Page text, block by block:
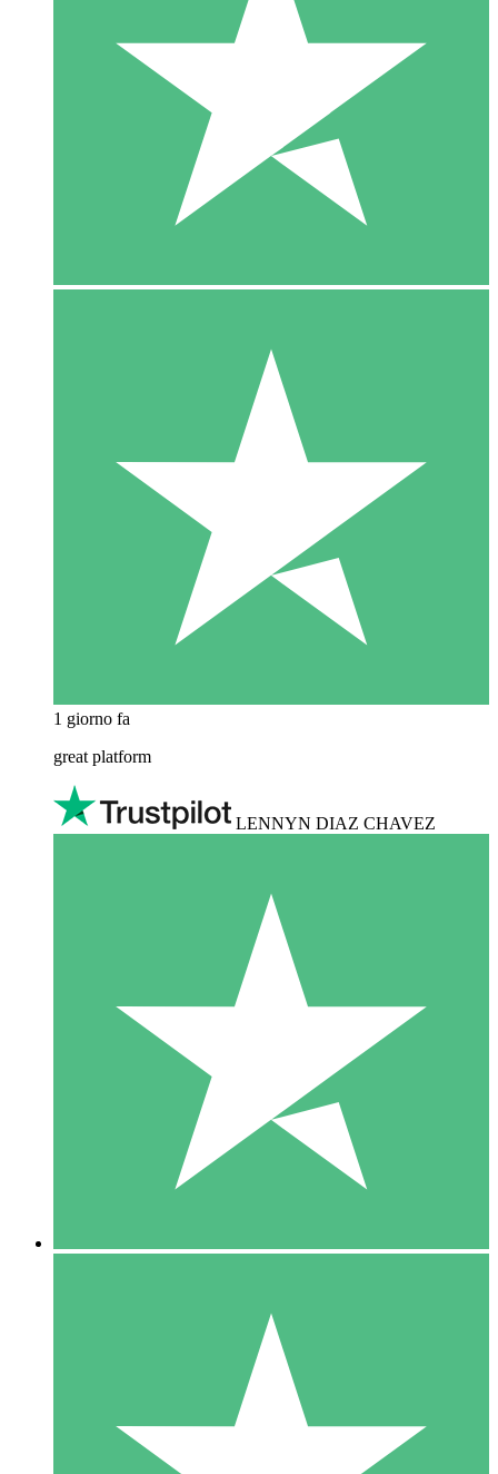
1 giorno fa
great platform
LENNYN DIAZ CHAVEZ